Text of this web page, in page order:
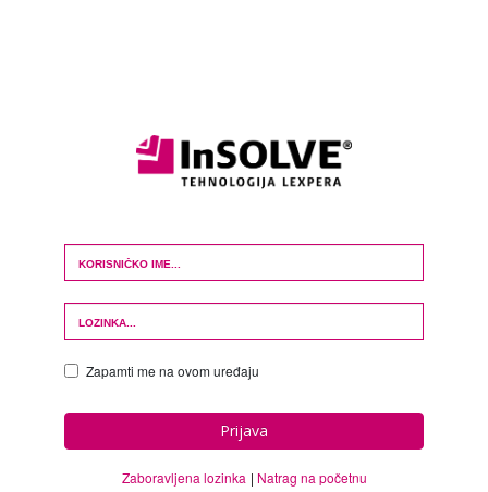
Login Form
Zapamti me na ovom uređaju
Prijava
Zaboravljena lozinka
Natrag na početnu